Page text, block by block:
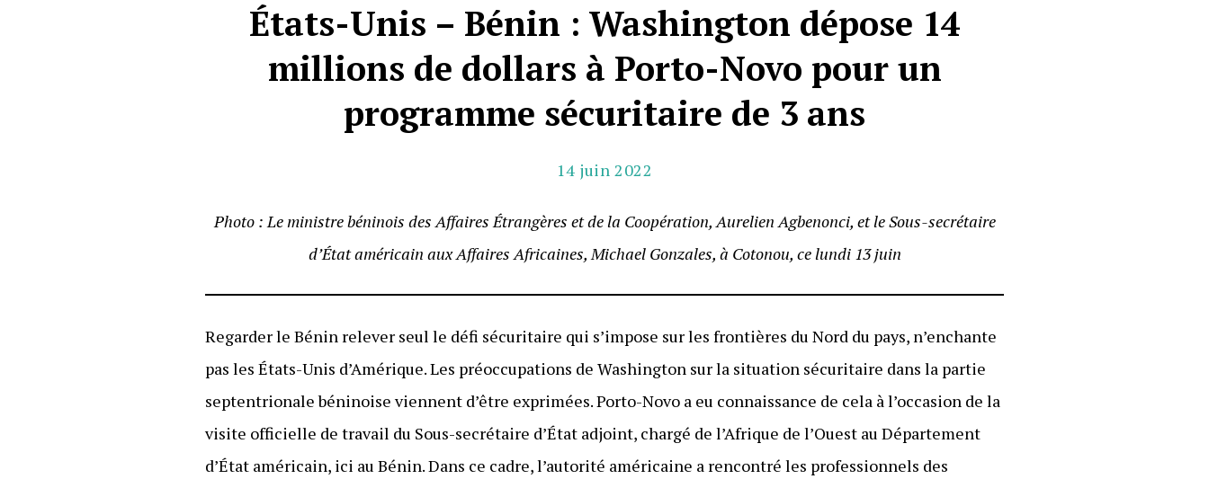
États-Unis – Bénin : Washington dépose 14
millions de dollars à Porto-Novo pour un
programme sécuritaire de 3 ans
14 juin 2022
Photo : Le ministre béninois des Affaires Étrangères et de la Coopération, Aurelien Agbenonci, et le Sous-secrétaire
d’État américain aux Affaires Africaines,Michael Gonzales, à Cotonou, ce lundi 13 juin
Regarder le Bénin relever seul le défi sécuritaire qui s’impose sur les frontières du Nord du pays, n’enchante
pas les États-Unis d’Amérique. Les préoccupations de Washington sur la situation sécuritaire dans la partie
septentrionale béninoise viennent d’être exprimées. Porto-Novo a eu connaissance de cela à l’occasion de la
visite officielle de travail du Sous-secrétaire d’État adjoint, chargé de l’Afrique de l’Ouest au Département
d’État américain, ici au Bénin. Dans ce cadre, l’autorité américaine a rencontré les professionnels des